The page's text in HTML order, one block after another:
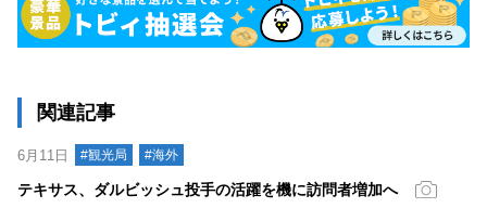
関連記事
6月11日 #観光局 #海外
テキサス、ダルビッシュ投手の活躍を機に訪問者増加へ